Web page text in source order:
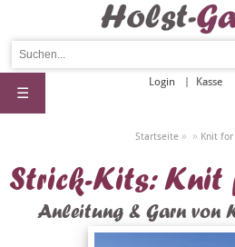
Login Kasse
☰
Startseite» » Knit for
Strick-Kits:
Anleitung & Garn von